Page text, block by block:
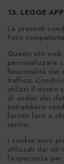
13. LEGGE
Le presenti
Foro
Questo sito
personalizzare
funzionalità dei
traffico.
utilizzi il nostro
di analisi dei
potrebbero
fornito loro o
servizi.
I cookie sono
utilizzati dai siti
l'esperienza per